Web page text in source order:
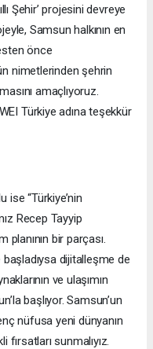
Şehir’ projesini devreye
Samsun halkının en
önce
nimetlerinden şehrin
amaçlıyoruz.
Türkiye adına teşekkür
ise “Türkiye’nin
Recep Tayyip
planının bir parçası.
dijitalleşme de
ve ulaşımın
başlıyor. Samsun’un
nüfusa yeni dünyanın
sunmalıyız.